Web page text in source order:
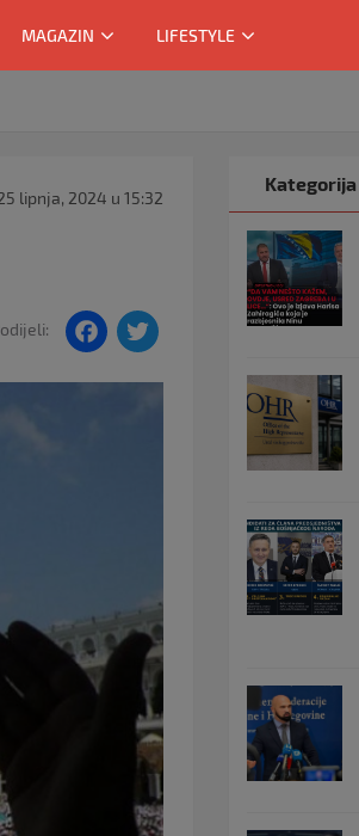
MAGAZIN LIFESTYLE
lipnja, 2024 u 15:32
F
Kategorija